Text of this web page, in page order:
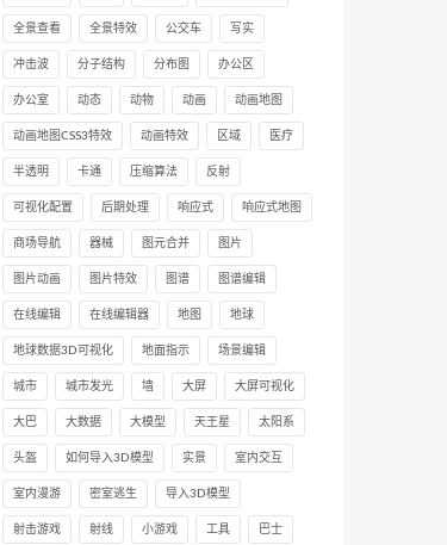
全景查看 全景特效 公交车 写实
冲击波 分子结构 分布图 办公区
办公室 动态 动物 动画 动画地图
动画地图CSS3特效 动画特效 区域 医疗
半透明 卡通 压缩算法 反射
可视化配置 后期处理 响应式 响应式地图
商场导航 器械 图元合并 图片
图片动画 图片特效 图谱 图谱编辑
在线编辑 在线编辑器 地图 地球
地球数据3D可视化 地面指示 场景编辑
城市 城市发光 墙 大屏 大屏可视化
大巴 大数据 大模型 天王星 太阳系
头盔 如何导入3D模型 实景 室内交互
室内漫游 密室逃生 导入3D模型
射击游戏 射线 小游戏 工具 巴士